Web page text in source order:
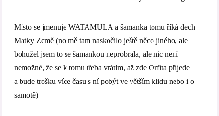
Místo se jmenuje WATAMULA a šamanka tomu říká dech
Matky Země (no mě tam naskočilo ještě něco jiného, ale
bohužel jsem to se šamankou neprobrala, ale nic není
nemožné, že se k tomu třeba vrátím, až zde Orfita přijede
a bude trošku více času s ní pobýt ve větším klidu nebo i o
samotě)